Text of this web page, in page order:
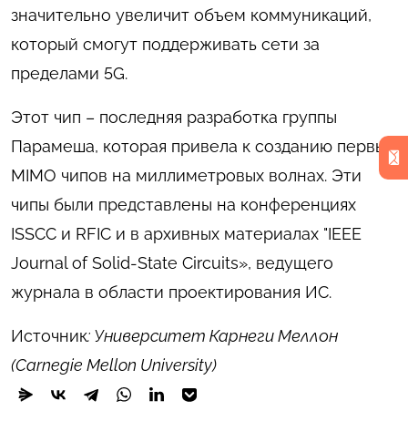
значительно увеличит объем коммуникаций,
который смогут поддерживать сети за
пределами 5G.
Этот чип – последняя разработка группы
Парамеша, которая привела к созданию первых
MIMO чипов на миллиметровых волнах. Эти
чипы были представлены на конференциях
ISSCC и RFIC и в архивных материалах "IEEE
Journal of Solid-State Circuits», ведущего
журнала в области проектирования ИС.
Источник: Университет Карнеги Меллон
(Carnegie Mellon University)